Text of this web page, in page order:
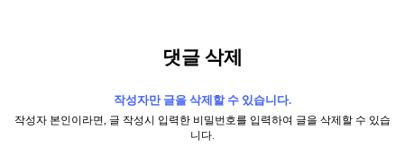
댓글 삭제
작성자만 글을 삭제할 수 있습니다.
작성자 본인이라면, 글 작성시 입력한 비밀번호를 입력하여 글을 삭제할 수 있습
니다.